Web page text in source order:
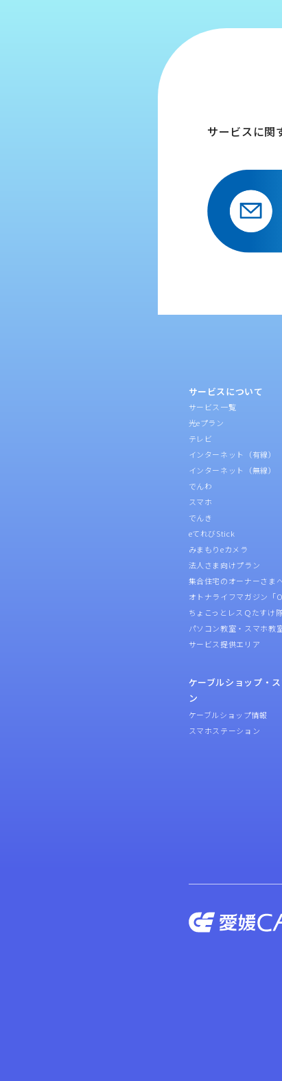
サービスに関
サービスについて
サービス一覧
光eプラン
テレビ
インターネット（有線）
インターネット（無線）
でんわ
スマホ
でんき
eてれびStick
みまもりeカメラ
法人さま向けプラン
集合住宅のオーナーさま
オトナライフマガジン「
ちょこっとレスＱたすけ
パソコン教室・スマホ教
サービス提供エリア
ケーブルショップ・
ン
ケーブルショップ情報
スマホステーション